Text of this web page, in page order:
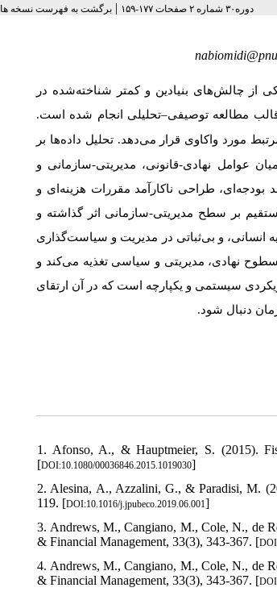
دوره۳۰ شماره ۲ صفحات ۱۷۷-۱۵۹ |برگشت به فهرست نسخه ها
از چالش‌های بنیادین و کمتر شناخته‌شده در
مطالعه توصیفی–تحلیلی انجام شده است.
مورد واکاوی قرار می‌دهد. تحلیل داده‌ها بر
عوامل نهادی-قانونی، مدیریتی-سازمانی و
طراحی ناکارآمد مقررات هزینه‌ای و
بر سطح مدیریتی-سازمانی اثر گذاشته و
انسانی، و بی‌ثباتی در مدیریت و سیاست‌گذاری
نهادی، مدیریتی و سیاسی تغذیه می‌کند و
سیستمی و یکپارچه است که در آن ارتقای
دنبال شود.
1. Afonso, A., & Hauptmeier, S. (2015).
[DOI:10.1080/00036846.2015.1019030]
2. Alesina, A., Azzalini, G., & Paradisi, M.
119. [DOI:10.1016/j.jpubeco.2019.06.001]
3. Andrews, M., Cangiano, M., Cole, N., de
& Financial Management, 33(3), 343-367. [
4. Andrews, M., Cangiano, M., Cole, N., de
& Financial Management, 33(3), 343-367. [